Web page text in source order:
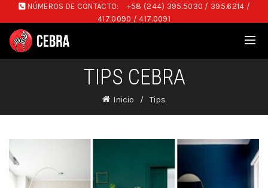
NÚMEROS DE CONTACTO:
+58 (244) 395.5030 / 395.6214 /
417.0090 / 417.0091
TIPS CEBRA
Inicio Tips